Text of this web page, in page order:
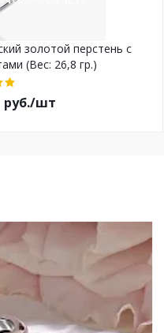
золотой перстень с
(Вес: 26,8 гр.)
руб./шт